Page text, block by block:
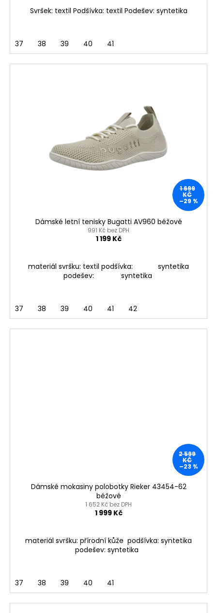
Svršek: textil Podšívka: textil Podešev: syntetika
37 38 39 40 41
1 699
KČ
–29 %
Dámské letní tenisky Bugatti AV960 béžové
991 Kč bez DPH
1 199 Kč
materiál svršku: textil podšívka: syntetika
podešev: syntetika
37 38 39 40 41 42
2 599
KČ
–23 %
Dámské mokasiny polobotky Rieker 43454-62
béžové
1 652 Kč bez DPH
1 999 Kč
materiál svršku: přírodní kůže podšívka: syntetika
podešev: syntetika
37 38 39 40 41